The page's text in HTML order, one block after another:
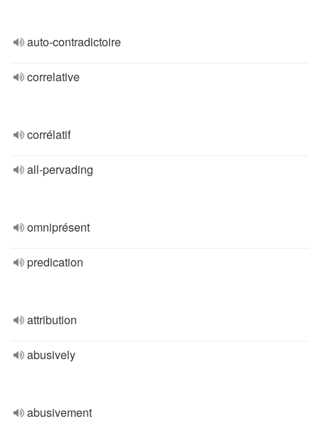
auto-contradictoire
correlative
corrélatif
all-pervading
omniprésent
predication
attribution
abusively
abusivement